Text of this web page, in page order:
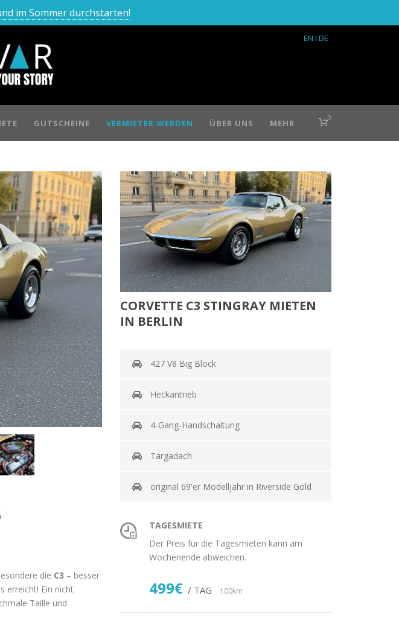
im Sommer durchstarten!
EN I DE
GUTSCHEINE VERMIETER WERDEN ÜBER UNS MEHR 0
CORVETTE C3 STINGRAY MIETEN
IN BERLIN
427 V8 Big Block
Heckantrieb
4-Gang-Handschaltung
Targadach
original 69'er Modelljahr in Riverside Gold
TAGESMIETE
Der Preis für die Tagesmieten kann am
Wochenende abweichen.
499€ / TAG 100km
die C3 – besser
erreicht! Ein nicht
Taille und